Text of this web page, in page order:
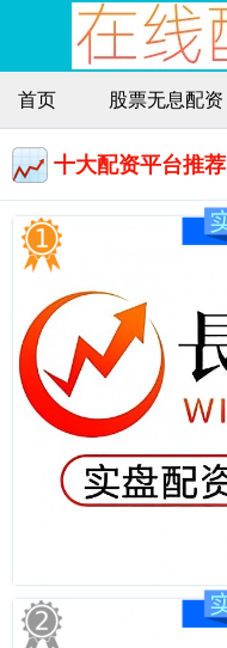
首页 股票无息配资
十大配资平台推荐